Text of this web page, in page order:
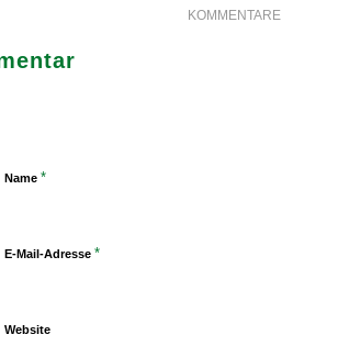
KOMMENTARE
Name *
E-Mail-Adresse *
Website